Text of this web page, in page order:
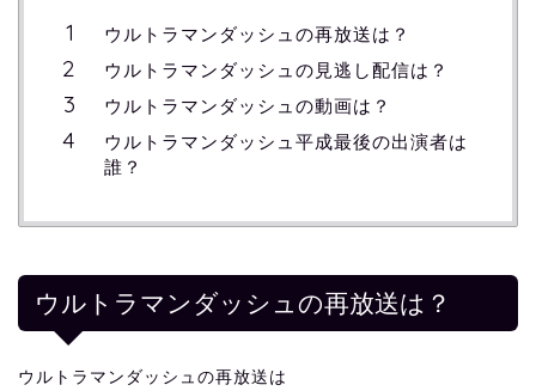
ウルトラマンダッシュの再放送は？
ウルトラマンダッシュの見逃し配信は？
ウルトラマンダッシュの動画は？
ウルトラマンダッシュ平成最後の出演者は
誰？
ウルトラマンダッシュの再放送は？
ウルトラマンダッシュの再放送は